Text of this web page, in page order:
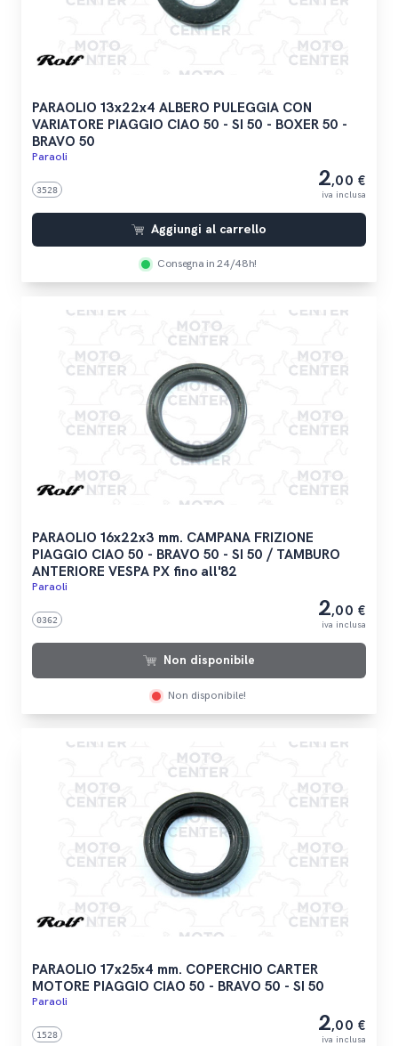
PARAOLIO 13x22x4 ALBERO PULEGGIA CON
VARIATORE PIAGGIO CIAO 50 - SI 50 - BOXER 50 -
BRAVO 50
Paraoli
3528 2,00 €
iva inclusa
Aggiungi al carrello
Consegna in 24/48h!
PARAOLIO 16x22x3 mm. CAMPANA FRIZIONE
PIAGGIO CIAO 50 - BRAVO 50 - SI 50 / TAMBURO
ANTERIORE VESPA PX fino all'82
Paraoli
0362 2,00 €
iva inclusa
Non disponibile
Non disponibile!
PARAOLIO 17x25x4 mm. COPERCHIO CARTER
MOTORE PIAGGIO CIAO 50 - BRAVO 50 - SI 50
Paraoli
1528 2,00 €
iva inclusa